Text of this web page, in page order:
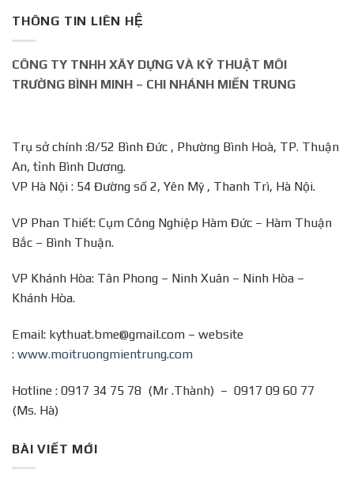
THÔNG TIN LIÊN HỆ
CÔNG TY TNHH XÂY DỰNG VÀ KỸ THUẬT MÔI
TRƯỜNG BÌNH MINH – CHI NHÁNH MIỀN TRUNG
Trụ sở chính :8/52 Bình Đức , Phường Bình Hoà, TP. Thuận
An, tỉnh Bình Dương.
VP Hà Nội : 54 Đường số 2, Yên Mỹ , Thanh Trì, Hà Nội.
VP Phan Thiết: Cụm Công Nghiệp Hàm Đức – Hàm Thuận
Bắc – Bình Thuận.
VP Khánh Hòa: Tân Phong – Ninh Xuân – Ninh Hòa –
Khánh Hòa.
Email: kythuat.bme@gmail.com – website
: www.moitruongmientrung.com
Hotline : 0917 34 75 78 (Mr .Thành) – 0917 09 60 77
(Ms. Hà)
BÀI VIẾT MỚI